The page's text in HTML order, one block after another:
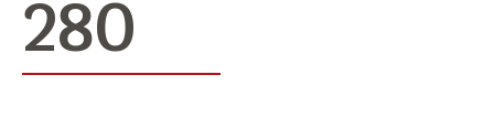
280